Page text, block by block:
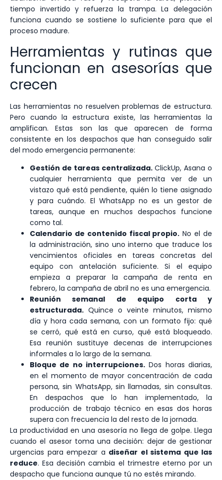
tiempo invertido y refuerza la trampa. La delegación
funciona cuando se sostiene lo suficiente para que el
proceso madure.
Herramientas y rutinas que
funcionan en asesorías que
crecen
Las herramientas no resuelven problemas de estructura.
Pero cuando la estructura existe, las herramientas la
amplifican. Estas son las que aparecen de forma
consistente en los despachos que han conseguido salir
del modo emergencia permanente:
Gestión de tareas centralizada.ClickUp, Asana o
cualquier herramienta que permita ver de un
vistazo qué está pendiente, quién lo tiene asignado
y para cuándo. El WhatsApp no es un gestor de
tareas, aunque en muchos despachos funcione
como tal.
Calendario de contenido fiscal propio. No el de
la administración, sino uno interno que traduce los
vencimientos oficiales en tareas concretas del
equipo con antelación suficiente. Si el equipo
empieza a preparar la campaña de renta en
febrero, la campaña de abril no es una emergencia.
Reunión semanal de equipo corta y
estructurada. Quince o veinte minutos, mismo
día y hora cada semana, con un formato fijo: qué
se cerró, qué está en curso, qué está bloqueado.
Esa reunión sustituye decenas de interrupciones
informales a lo largo de la semana.
Bloque de no interrupciones. Dos horas diarias,
en el momento de mayor concentración de cada
persona, sin WhatsApp, sin llamadas, sin consultas.
En despachos que lo han implementado, la
producción de trabajo técnico en esas dos horas
supera con frecuencia la del resto de la jornada.
La productividad en una asesoría no llega de golpe. Llega
cuando el asesor toma una decisión: dejar de gestionar
urgencias para empezar a diseñar el sistema que las
reduce. Esa decisión cambia el trimestre eterno por un
despacho que funciona aunque tú no estés mirando.